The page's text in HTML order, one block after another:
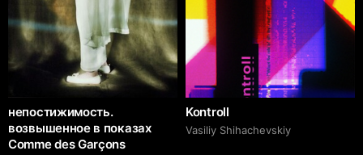
непостижимость.
возвышенное в показах
Comme des Garçons
Kontroll
Vasiliy Shihachevskiy